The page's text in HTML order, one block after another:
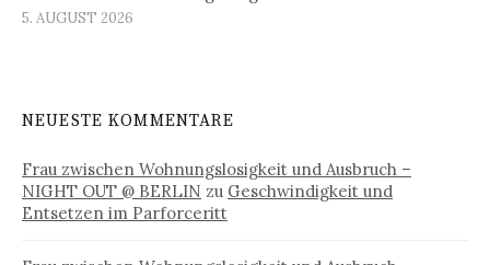
5. AUGUST 2026
NEUESTE KOMMENTARE
Frau zwischen Wohnungslosigkeit und Ausbruch –
NIGHT OUT @ BERLIN zu Geschwindigkeit und
Entsetzen im Parforceritt